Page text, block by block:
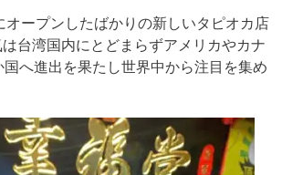
ープンしたばかりの新しいタピオカ店
台湾国内にとどまらずアメリカやカナ
へ進出を果たし世界中から注目を集め